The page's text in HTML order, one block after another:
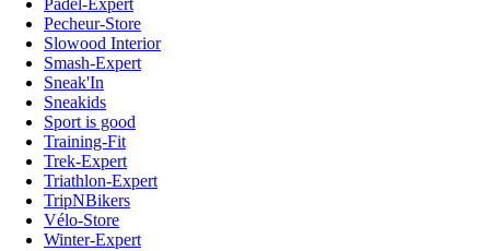
Padel-Expert
Pecheur-Store
Slowood Interior
Smash-Expert
Sneak'In
Sneakids
Sport is good
Training-Fit
Trek-Expert
Triathlon-Expert
TripNBikers
Vélo-Store
Winter-Expert